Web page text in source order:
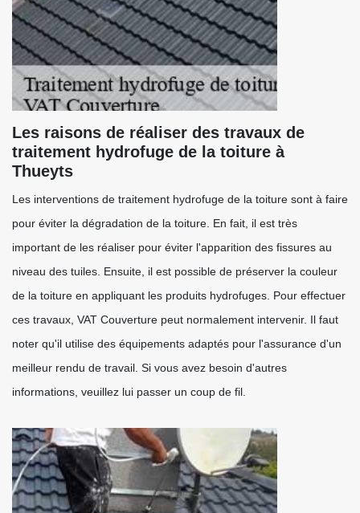
Les raisons de réaliser des travaux de
traitement hydrofuge de la toiture à
Thueyts
Les interventions de traitement hydrofuge de la toiture sont à faire
pour éviter la dégradation de la toiture. En fait, il est très
important de les réaliser pour éviter l'apparition des fissures au
niveau des tuiles. Ensuite, il est possible de préserver la couleur
de la toiture en appliquant les produits hydrofuges. Pour effectuer
ces travaux, VAT Couverture peut normalement intervenir. Il faut
noter qu'il utilise des équipements adaptés pour l'assurance d'un
meilleur rendu de travail. Si vous avez besoin d'autres
informations, veuillez lui passer un coup de fil.